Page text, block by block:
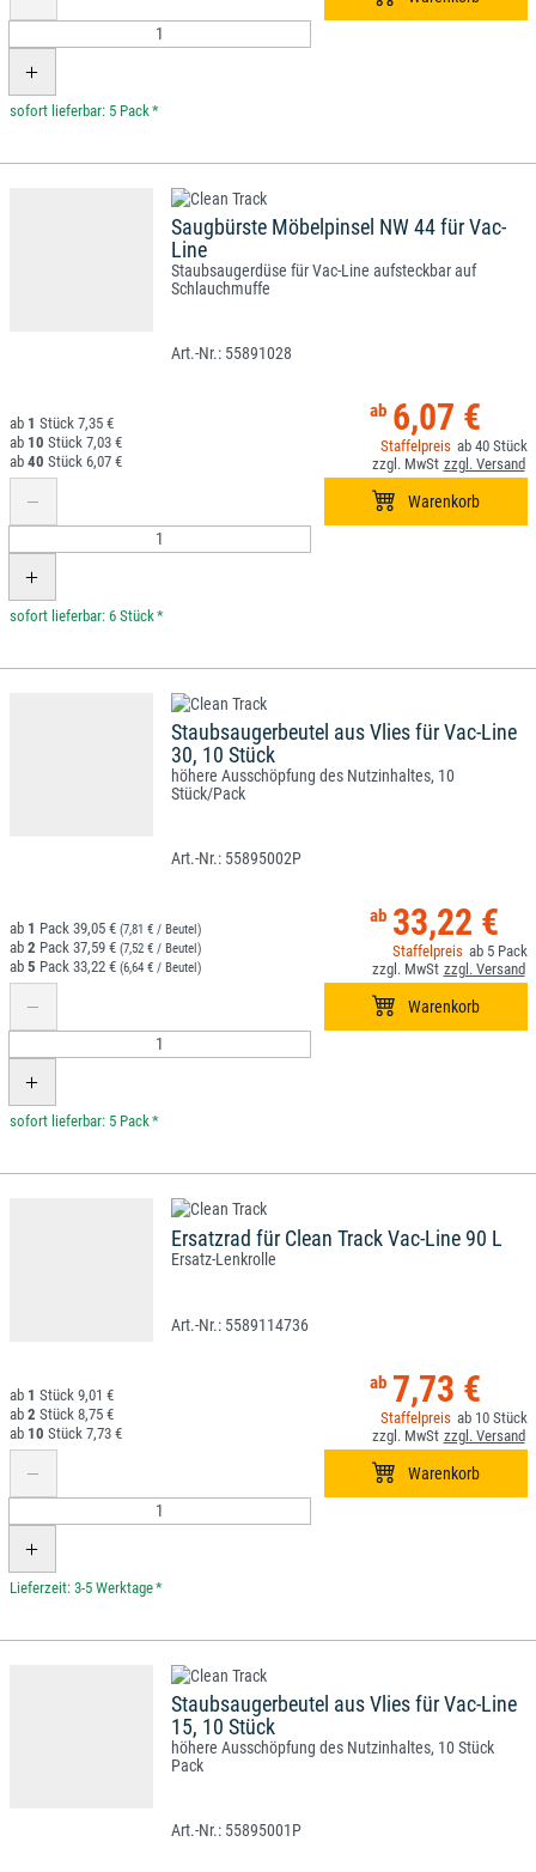
*
Saugbürste Möbelpinsel NW 44 für Vac-
Line
Staubsaugerdüse für Vac-Line aufsteckbar auf
Schlauchmuffe
55891028
6,07 €
40
1
7,35 €
10
7,03 €
40
6,07 €
*
Staubsaugerbeutel aus Vlies für Vac-Line
30, 10 Stück
höhere Ausschöpfung des Nutzinhaltes, 10
Stück/Pack
55895002P
33,22 €
5
1 39,05 € (7,81 € / Beutel)
2 37,59 € (7,52 € / Beutel)
5 33,22 € (6,64 € / Beutel)
*
Ersatzrad für Clean Track Vac-Line 90 L
Ersatz-Lenkrolle
5589114736
7,73 €
10
1
9,01 €
2
8,75 €
10
7,73 €
*
Staubsaugerbeutel aus Vlies für Vac-Line
15, 10 Stück
höhere Ausschöpfung des Nutzinhaltes, 10 Stück
Pack
55895001P